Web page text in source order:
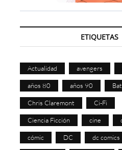
ETIQUETAS
Actualidad avengers
años 80 años 90
Chris Claremont Ci-Fi
Ciencia Ficción cine
cómic DC dc comics